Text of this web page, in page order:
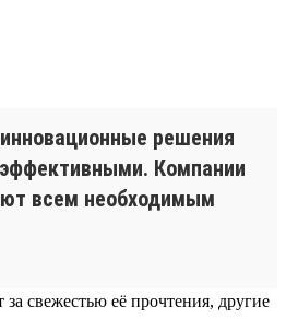
решения
Компании
всем необходимым
свежестью её прочтения, другие